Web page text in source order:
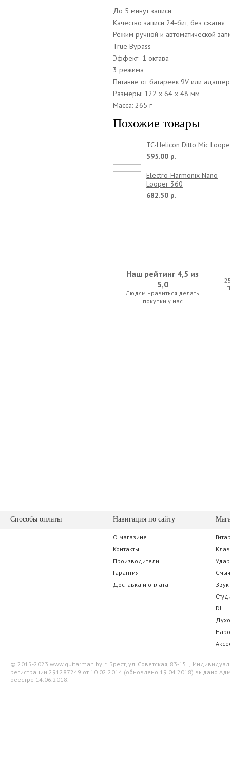
До 5 минут записи
Качество записи 24-бит, без сжатия
Режим ручной и автоматической
True Bypass
Эффект -1 октава
3 режима
Питание от батареек 9V или
Размеры: 122 х 64 х 48 мм
Масса: 265 г
Похожие товары
TC-Helicon Ditto Mic
595.00 р.
Electro-Harmonix Nano
Looper 360
682.50 р.
Наш рейтинг 4,5 из
5,0
Людям нравиться делать
покупки у нас
Способы оплаты Навигация по сайту
О магазине
Контакты
Производители
Гарантия
Доставка и оплата
Звук
DJ
© 2015-2023 www.guitarman.by. г. Брест, ул. Советская, 83-15ц.
регистрации 291287249 от 10.02.2014 (обновлено 19.04.2018) выдано
реестре 14.06.2018.